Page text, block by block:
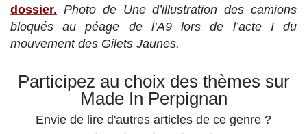
dossier. Photo de Une d’illustration des camions
bloqués au péage de l’A9 lors de l’acte I du
mouvement des Gilets Jaunes.
Participez au choix des thèmes sur
Made In Perpignan
Envie de lire d'autres articles de ce genre ?